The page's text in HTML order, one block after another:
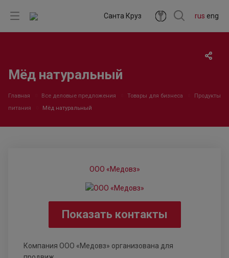
rus eng
Санта Круз
Мёд натуральный
Главная Все деловые предложения Товары для бизнеса
Продукты
питания
Мёд натуральный
ООО «Медовз»
Показать контакты
Компания ООО «Медовз» организована для